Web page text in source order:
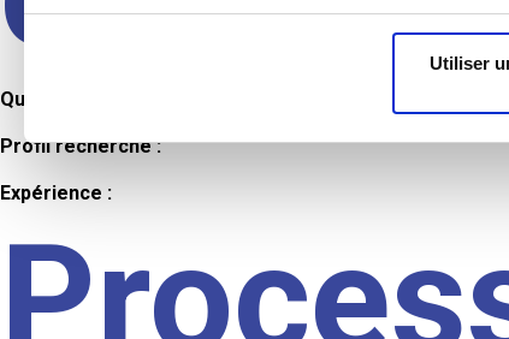
Utiliser
Qualifications et diplômes :
Profil recherché :
Expérience :